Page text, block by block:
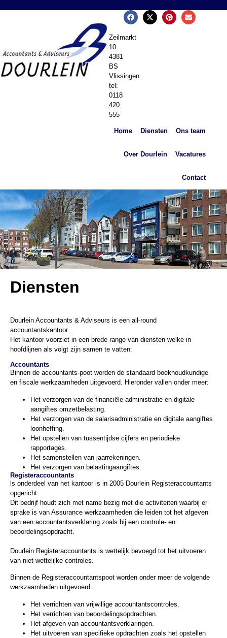
Zeilmarkt
10
4381
BS
Vlissingen
tel:
0118
420
555
Home Diensten Ons team
Over Dourlein Vacatures
Contact
Diensten
Dourlein Accountants & Adviseurs is een all-round
accountantskantoor.
Het kantoor voorziet in een brede range van diensten welke in
hoofdlijnen als volgt zijn samen te vatten:
Accountants
Binnen de accountants-poot worden de standaard boekhoudkundige
en fiscale werkzaamheden uitgevoerd. Hieronder vallen onder meer:
Het verzorgen van de financiële administratie en digitale
aangiftes omzetbelasting.
Het verzorgen van de salarisadministratie en digitale aangiftes
loonheffing.
Het opstellen van tussentijdse cijfers en periodieke
rapportages.
Het samenstellen van jaarrekeningen.
Het verzorgen van belastingaangiftes.
Registeraccountants
ls onderdeel van het kantoor is in 2005 Dourlein Registeraccountants
opgericht
Dit bedrijf houdt zich met name bezig met die activiteiten waarbij er
sprake is van Assurance werkzaamheden die leiden tot het afgeven
van een accountantsverklaring zoals bij een controle- en
beoordelingsopdracht.
Dourlein Registeraccountants is wettelijk bevoegd tot het uitvoeren
van niet-wettelijke controles.
Binnen de Registeraccountantspoot worden onder meer de volgende
werkzaamheden uitgevoerd.
Het verrichten van vrijwillige accountantscontroles.
Het verrichten van beoordelingsopdrachten.
Het afgeven van accountantsverklaringen.
Het uitvoeren van specifieke opdrachten zoals het opstellen